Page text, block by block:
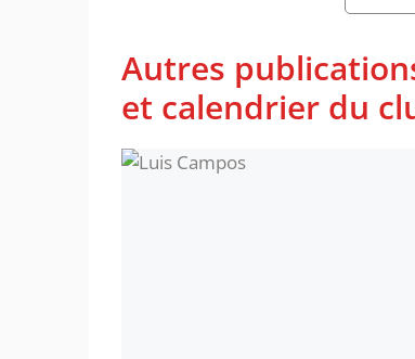
Autres
et calendrier du